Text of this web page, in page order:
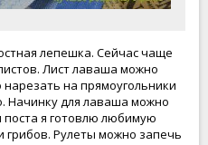
лепешка. Сейчас чаще
Лист лаваша можно
на прямоугольники
Начинку для лаваша можно
я готовлю любимую
грибов. Рулеты можно запечь